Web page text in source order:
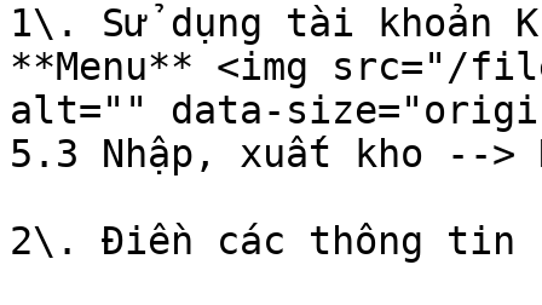
1\. Sử dụng tài khoản
**Menu** <img src="/
alt="" data-
5.3 Nhập, xuất kho -->
2\. Điền các thông tin